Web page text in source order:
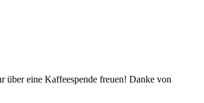
über eine Kaffeespende freuen! Danke von